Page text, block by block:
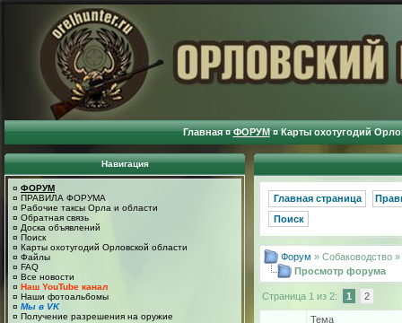
Главная ¤ ФОРУМ ¤ Карты охотугодий
Навигация
¤ ФОРУМ
¤ ПРАВИЛА ФОРУМА
¤ Рабочие таксы Орла и области
¤ Обратная связь
¤ Доска объявлений
¤ Поиск
¤ Карты охотугодий Орловской области
¤ Файлы
¤ FAQ
¤ Все новости
¤ Наш YouTube канал
¤ Наши фотоальбомы
¤ Мы в VK
¤ Получение разрешения на оружие
Главная страница
Поиск
Форум » Собаководство »
Просмотр форума
Страница 1 из 2: 1 2
Тема